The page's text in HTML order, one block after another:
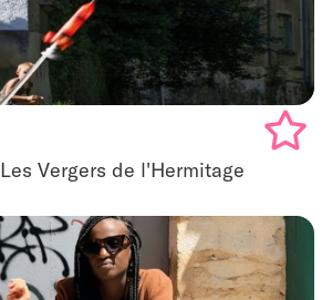
Les Vergers de l'Hermitage
to